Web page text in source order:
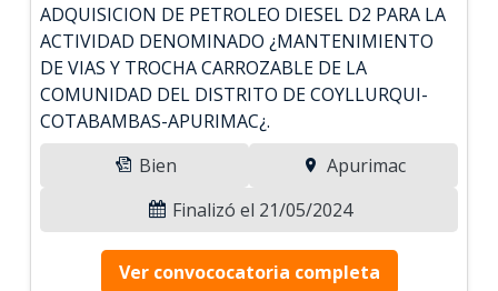
ADQUISICION DE PETROLEO DIESEL D2 PARA LA
ACTIVIDAD DENOMINADO ¿MANTENIMIENTO
DE VIAS Y TROCHA CARROZABLE DE LA
COMUNIDAD DEL DISTRITO DE COYLLURQUI-
COTABAMBAS-APURIMAC¿.
Bien
Apurimac
Finalizó el 21/05/2024
Ver convococatoria completa